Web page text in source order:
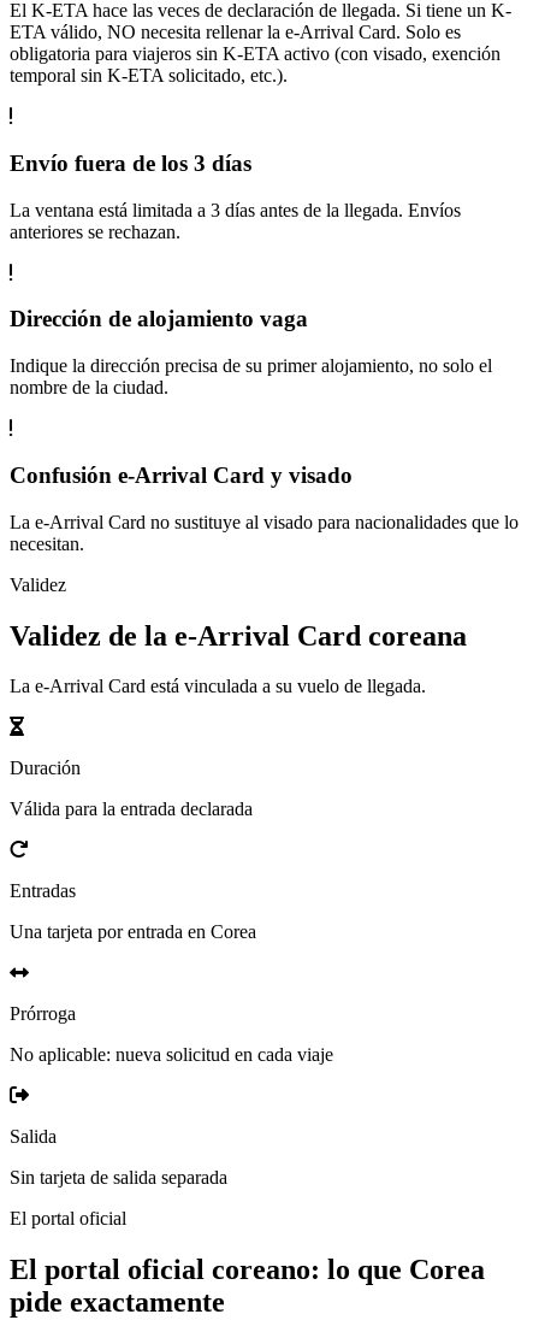
El K-ETA hace las veces de declaración de llegada. Si tiene un K-
ETA válido, NO necesita rellenar la e-Arrival Card. Solo es
obligatoria para viajeros sin K-ETA activo (con visado, exención
temporal sin K-ETA solicitado, etc.).
Envío fuera de los 3 días
La ventana está limitada a 3 días antes de la llegada. Envíos
anteriores se rechazan.
Dirección de alojamiento vaga
Indique la dirección precisa de su primer alojamiento, no solo el
nombre de la ciudad.
Confusión e-Arrival Card y visado
La e-Arrival Card no sustituye al visado para nacionalidades que lo
necesitan.
Validez
Validez de la e-Arrival Card coreana
La e-Arrival Card está vinculada a su vuelo de llegada.
Duración
Válida para la entrada declarada
Entradas
Una tarjeta por entrada en Corea
Prórroga
No aplicable: nueva solicitud en cada viaje
Salida
Sin tarjeta de salida separada
El portal oficial
El portal oficial coreano: lo que Corea
pide exactamente